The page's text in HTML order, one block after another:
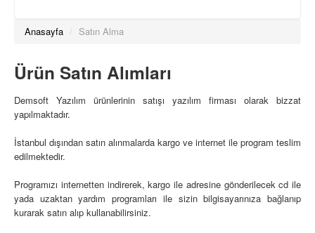
Anasayfa / Satın Alma
Ürün Satın Alımları
Demsoft Yazılım ürünlerinin satışı yazılım firması olarak bizzat
yapılmaktadır.
İstanbul dışından satın alınmalarda kargo ve internet ile program teslim
edilmektedir.
Programızı internetten indirerek, kargo ile adresine gönderilecek cd ile
yada uzaktan yardım programları ile sizin bilgisayarınıza bağlanıp
kurarak satın alıp kullanabilirsiniz.